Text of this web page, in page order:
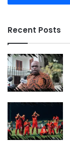
Recent Posts